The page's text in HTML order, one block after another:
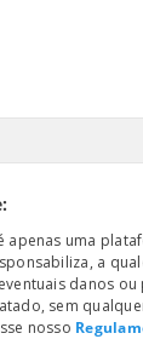
apenas uma
a
danos
sem
nosso